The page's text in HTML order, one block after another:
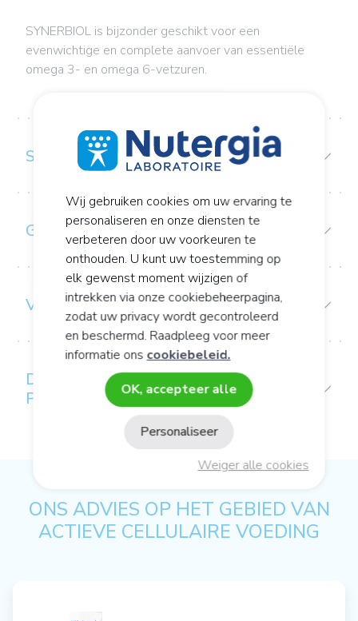
SYNERBIOL is bijzonder geschikt voor een
evenwichtige en complete aanvoer van essentiële
omega 3- en omega 6-vetzuren.
SAMENSTELLING
GEBRUIKS-/CONSERVERINGSADVIES:
VOORZORGEN BIJ GEBRUIK
DE KWALITEIT VAN EEN
PLANTAARDIGE OLIE
ONS ADVIES OP HET GEBIED VAN
ACTIEVE CELLULAIRE VOEDING
Wij gebruiken cookies om uw ervaring te
personaliseren en onze diensten te
verbeteren door uw voorkeuren te
onthouden. U kunt uw toestemming op
elk gewenst moment wijzigen of
intrekken via onze cookiebeheerpagina,
zodat uw privacy wordt gecontroleerd
en beschermd. Raadpleeg voor meer
informatie ons cookiebeleid.
OK, accepteer alle
Weiger alle cookies
Personaliseer